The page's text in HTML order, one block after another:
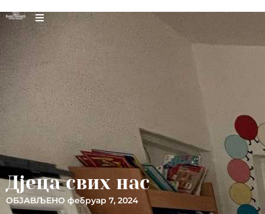
Дјеца свих нас
ОБЈАВЉЕНО фебруар 7, 2024